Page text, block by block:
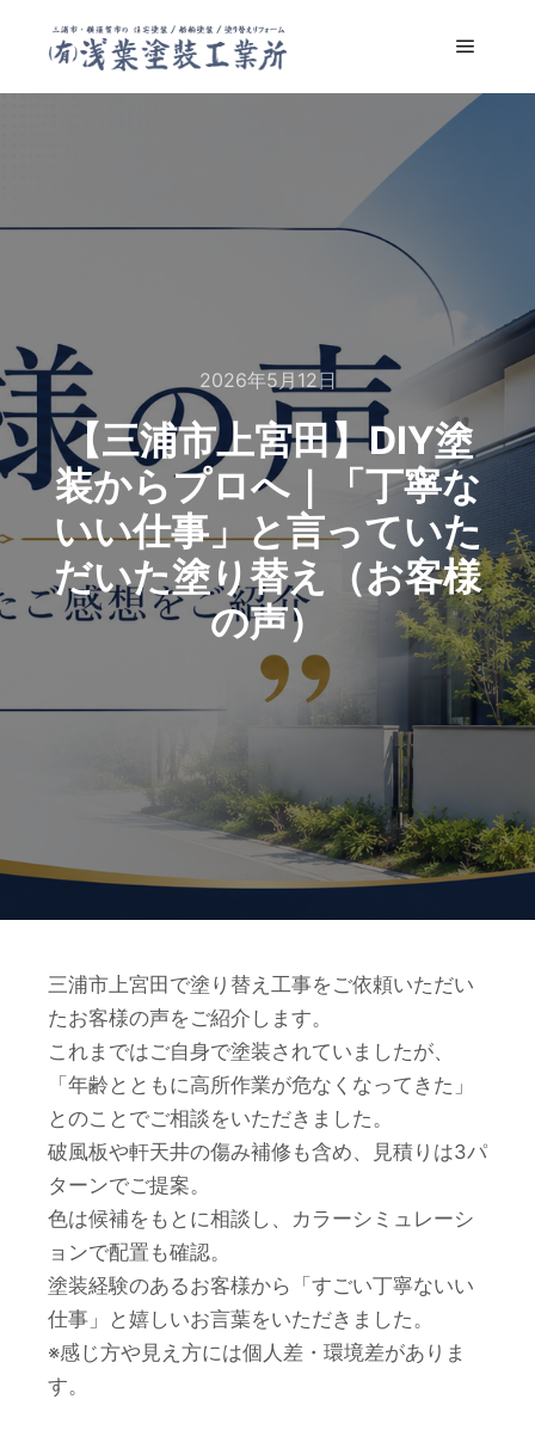
2026年5月12日
【三浦市上宮田】DIY塗
装からプロへ｜「丁寧な
いい仕事」と言っていた
だいた塗り替え（お客様
の声）
三浦市上宮田で塗り替え工事をご依頼いただい
たお客様の声をご紹介します。
これまではご自身で塗装されていましたが、
「年齢とともに高所作業が危なくなってきた」
とのことでご相談をいただきました。
破風板や軒天井の傷み補修も含め、見積りは3パ
ターンでご提案。
色は候補をもとに相談し、カラーシミュレーシ
ョンで配置も確認。
塗装経験のあるお客様から「すごい丁寧ないい
仕事」と嬉しいお言葉をいただきました。
※感じ方や見え方には個人差・環境差がありま
す。